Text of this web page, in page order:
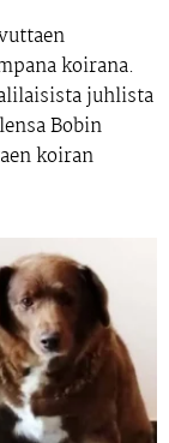
koirana.
juhlista
Bobin
koiran